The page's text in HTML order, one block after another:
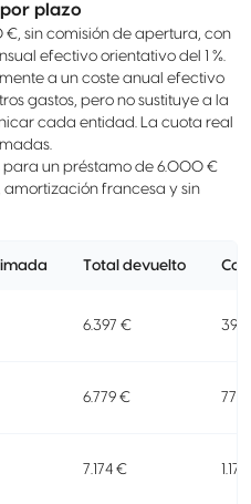
plazo
sin comisión de apertura, con
efectivo orientativo del 1 %.
a un coste anual efectivo
gastos, pero no sustituye a la
cada entidad. La cuota real
para un préstamo de 6.000 €
amortización francesa y sin
Total devuelto
6.397 € 397
6.779 € 779
7.174 €